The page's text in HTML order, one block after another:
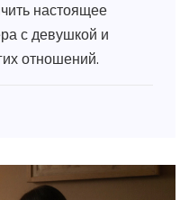
настоящее
с девушкой и
отношений.